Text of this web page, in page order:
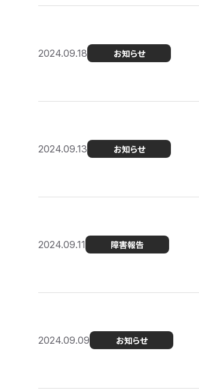
2024.09.18 お知らせ
2024.09.13 お知らせ
2024.09.11 障害報告
2024.09.09 お知らせ